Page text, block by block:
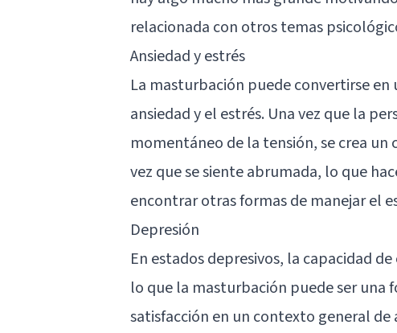
relacionada con otros temas
Ansiedad y estrés
La masturbación puede convertirse
ansiedad y el estrés. Una vez que la
momentáneo de la tensión, se crea
vez que se siente abrumada, lo que
encontrar otras formas de manejar el
Depresión
En estados depresivos, la capacidad
lo que la masturbación puede ser una
satisfacción en un contexto general